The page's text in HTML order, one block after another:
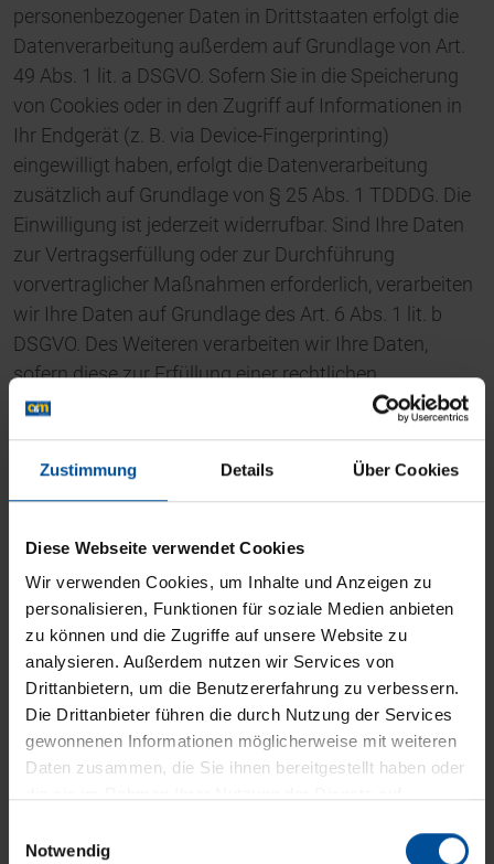
Zustimmung Details Über Cookies
Diese Webseite verwendet Cookies
Wir verwenden Cookies, um Inhalte und Anzeigen zu
personalisieren, Funktionen für soziale Medien anbieten
zu können und die Zugriffe auf unsere Website zu
analysieren. Außerdem nutzen wir Services von
Drittanbietern, um die Benutzererfahrung zu verbessern.
Die Drittanbieter führen die durch Nutzung der Services
gewonnenen Informationen möglicherweise mit weiteren
Daten zusammen, die Sie ihnen bereitgestellt haben oder
HINWEIS: Falls Sie einzelne Cookies blockieren, kann
Notwendig
personenbezogener Daten in Drittstaaten erfolgt die
Datenverarbeitung außerdem auf Grundlage von Art.
49 Abs. 1 lit. a DSGVO. Sofern Sie in die Speicherung
von Cookies oder in den Zugriff auf Informationen in
Ihr Endgerät (z. B. via Device-Fingerprinting)
eingewilligt haben, erfolgt die Datenverarbeitung
zusätzlich auf Grundlage von § 25 Abs. 1 TDDDG. Die
Einwilligung ist jederzeit widerrufbar. Sind Ihre Daten
zur Vertragserfüllung oder zur Durchführung
vorvertraglicher Maßnahmen erforderlich, verarbeiten
wir Ihre Daten auf Grundlage des Art. 6 Abs. 1 lit. b
DSGVO. Des Weiteren verarbeiten wir Ihre Daten,
sofern diese zur Erfüllung einer rechtlichen
Verpflichtung erforderlich sind auf Grundlage von Art.
ferner auf Grundlage unseres berechtigten Interesses
wird in den folgenden Absätzen dieser
Datenschutzerklärung informiert.
Empfänger von personenbezogenen
Daten
Im Rahmen unserer Geschäftstätigkeit arbeiten wir
mit verschiedenen externen Stellen zusammen. Dabei
erforderlich. Wir geben personenbezogene Daten nur